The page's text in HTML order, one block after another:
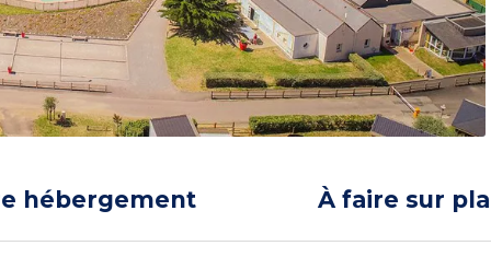
hébergement À faire sur